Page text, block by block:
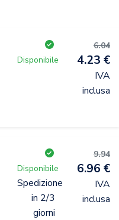
Disponibile
6.04
4.23 €
IVA
inclusa
Disponibile
Spedizione
in 2/3
giorni
9.94
6.96 €
IVA
inclusa